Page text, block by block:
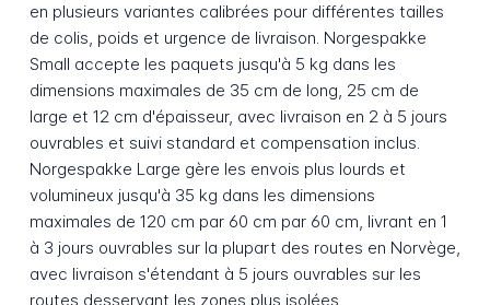
en plusieurs variantes calibrées pour différentes tailles
de colis, poids et urgence de livraison. Norgespakke
Small accepte les paquets jusqu'à 5 kg dans les
dimensions maximales de 35 cm de long, 25 cm de
large et 12 cm d'épaisseur, avec livraison en 2 à 5 jours
ouvrables et suivi standard et compensation inclus.
Norgespakke Large gère les envois plus lourds et
volumineux jusqu'à 35 kg dans les dimensions
maximales de 120 cm par 60 cm par 60 cm, livrant en 1
à 3 jours ouvrables sur la plupart des routes en Norvège,
avec livraison s'étendant à 5 jours ouvrables sur les
routes desservant les zones plus isolées.